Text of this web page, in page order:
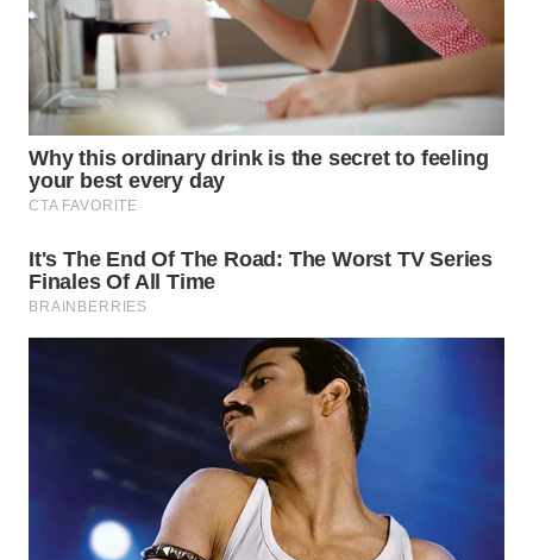
SERIBU
WN
TANGERANG
WN
BINJAI
WN
CIREBON
WN
WN
MAJALENGKA